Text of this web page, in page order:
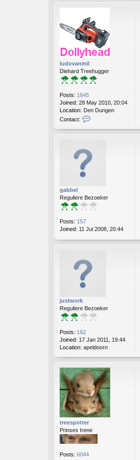
ludovanmil
Diehard Treehugger
Posts: 1645
Joined: 28 May 2010, 20:04
Location: Den Dungen
Contact:
c
v
a
i
l
gabbel
Reguliere Bezoeker
Posts: 157
Joined: 11 Jul 2008, 20:44
justwork
Reguliere Bezoeker
Posts: 162
Joined: 17 Jan 2011, 19:44
Location: apeldoorn
treespotter
Prinses Irene
Posts: 6044